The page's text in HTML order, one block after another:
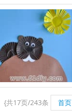
{共17页/243条 首页